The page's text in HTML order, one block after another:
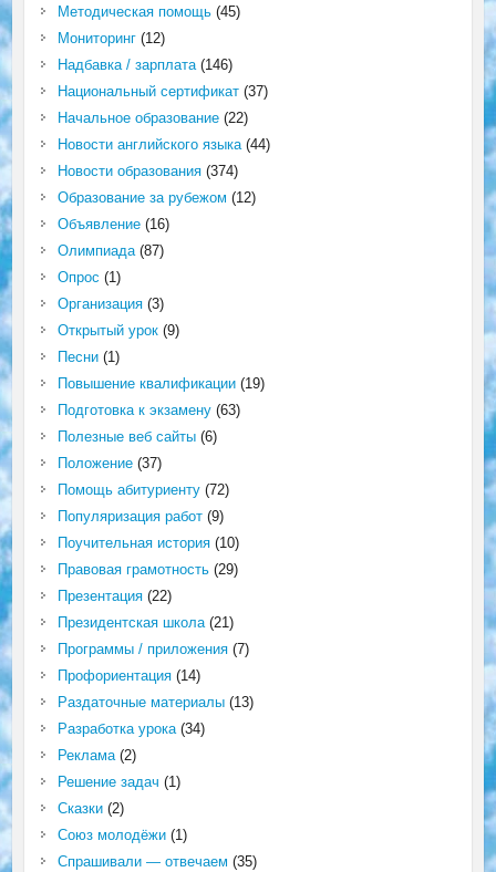
Методическая помощь(45)
Мониторинг(12)
Надбавка / зарплата(146)
Национальный сертификат(37)
Начальное образование(22)
Новости английского языка(44)
Новости образования(374)
Образование за рубежом (12)
Объявление(16)
Олимпиада(87)
Опрос (1)
Организация(3)
Открытый урок(9)
Песни(1)
Повышение квалификации(19)
Подготовка к экзамену(63)
Полезные веб сайты(6)
Положение(37)
Помощь абитуриенту(72)
Популяризация работ(9)
Поучительная история(10)
Правовая грамотность(29)
Презентация(22)
Президентская школа(21)
Программы / приложения(7)
Профориентация(14)
Раздаточные материалы(13)
Разработка урока(34)
Реклама(2)
Решение задач (1)
Сказки(2)
Союз молодёжи(1)
Спрашивали — отвечаем (35)